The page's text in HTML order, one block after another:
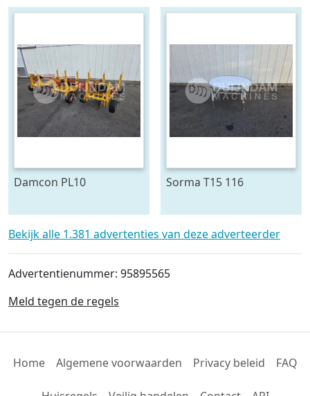
Damcon PL10
bomen
Sorma T15 116
Bekijk alle 1.381 advertenties van deze adverteerder
Advertentienummer: 95895565
Meld tegen de regels
Home Algemene voorwaarden Privacy beleid FAQ